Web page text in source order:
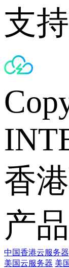
支
香
产
中国香港云服务器
美国云服务器 美